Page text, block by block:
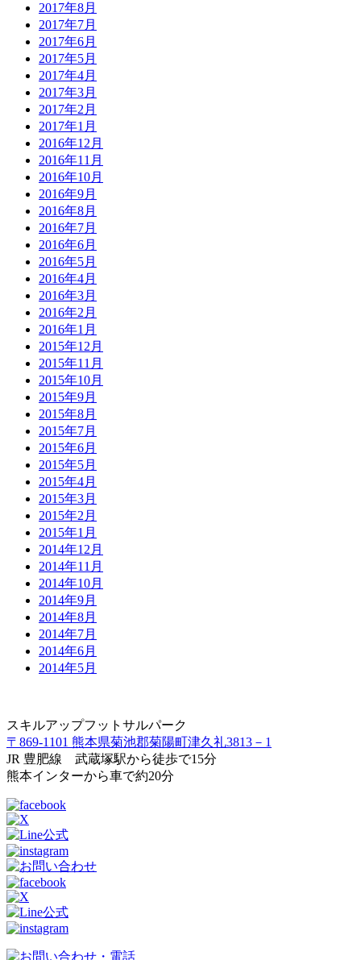
2017年8月
2017年7月
2017年6月
2017年5月
2017年4月
2017年3月
2017年2月
2017年1月
2016年12月
2016年11月
2016年10月
2016年9月
2016年8月
2016年7月
2016年6月
2016年5月
2016年4月
2016年3月
2016年2月
2016年1月
2015年12月
2015年11月
2015年10月
2015年9月
2015年8月
2015年7月
2015年6月
2015年5月
2015年4月
2015年3月
2015年2月
2015年1月
2014年12月
2014年11月
2014年10月
2014年9月
2014年8月
2014年7月
2014年6月
2014年5月
スキルアップフットサルパーク
〒869-1101 熊本県菊池郡菊陽町津久礼3813－1
JR 豊肥線 武蔵塚駅から徒歩で15分
熊本インターから車で約20分